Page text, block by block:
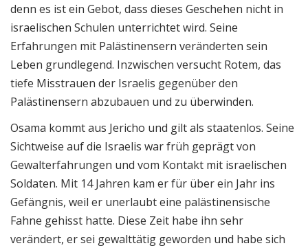
denn es ist ein Gebot, dass dieses Geschehen nicht in
israelischen Schulen unterrichtet wird. Seine
Erfahrungen mit Palästinensern veränderten sein
Leben grundlegend. Inzwischen versucht Rotem, das
tiefe Misstrauen der Israelis gegenüber den
Palästinensern abzubauen und zu überwinden.
Osama kommt aus Jericho und gilt als staatenlos. Seine
Sichtweise auf die Israelis war früh geprägt von
Gewalterfahrungen und vom Kontakt mit israelischen
Soldaten. Mit 14 Jahren kam er für über ein Jahr ins
Gefängnis, weil er unerlaubt eine palästinensische
Fahne gehisst hatte. Diese Zeit habe ihn sehr
verändert, er sei gewalttätig geworden und habe sich